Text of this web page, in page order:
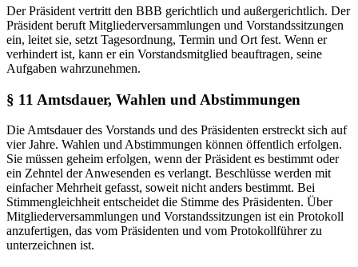
Der Präsident vertritt den BBB gerichtlich und außergerichtlich. Der
Präsident beruft Mitgliederversammlungen und Vorstandssitzungen
ein, leitet sie, setzt Tagesordnung, Termin und Ort fest. Wenn er
verhindert ist, kann er ein Vorstandsmitglied beauftragen, seine
Aufgaben wahrzunehmen.
§ 11 Amtsdauer, Wahlen und Abstimmungen
Die Amtsdauer des Vorstands und des Präsidenten erstreckt sich auf
vier Jahre. Wahlen und Abstimmungen können öffentlich erfolgen.
Sie müssen geheim erfolgen, wenn der Präsident es bestimmt oder
ein Zehntel der Anwesenden es verlangt. Beschlüsse werden mit
einfacher Mehrheit gefasst, soweit nicht anders bestimmt. Bei
Stimmengleichheit entscheidet die Stimme des Präsidenten. Über
Mitgliederversammlungen und Vorstandssitzungen ist ein Protokoll
anzufertigen, das vom Präsidenten und vom Protokollführer zu
unterzeichnen ist.